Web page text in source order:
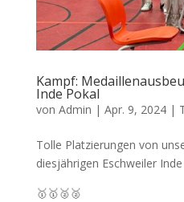
Kampf:
Inde Pokal
von Admin | Apr. 9, 2024|
Tolle Platzierungen von
diesjährigen Eschweiler
🥇🥇🥈🥈